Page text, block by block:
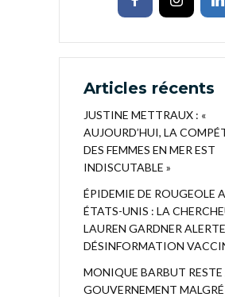
Articles récents
JUSTINE METTRAUX : «
AUJOURD’HUI, LA
DES FEMMES EN MER EST
INDISCUTABLE »
ÉPIDEMIE DE ROUGEOLE
ÉTATS-UNIS : LA
LAUREN GARDNER
DÉSINFORMATION
MONIQUE BARBUT RESTE
GOUVERNEMENT MALGRÉ